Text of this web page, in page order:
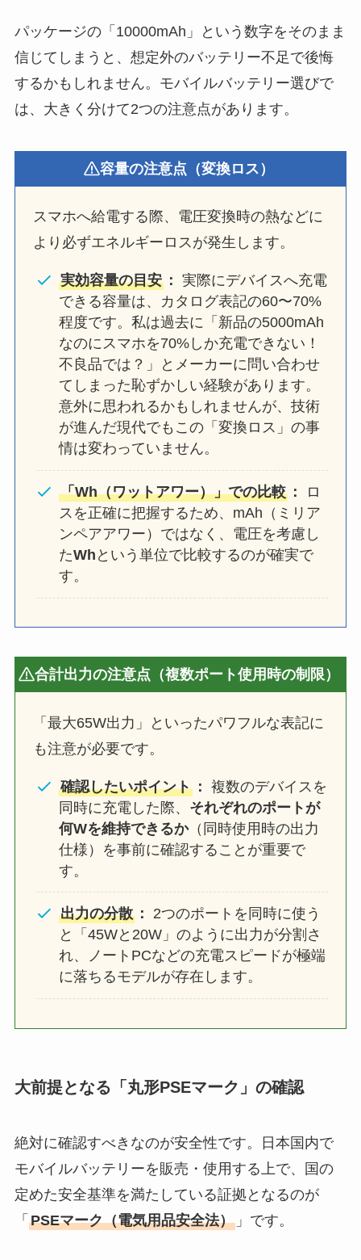
パッケージの「10000mAh」という数字をそのまま
信じてしまうと、想定外のバッテリー不足で後悔
するかもしれません。モバイルバッテリー選びで
は、大きく分けて2つの注意点があります。
容量の注意点（変換ロス）
スマホへ給電する際、電圧変換時の熱などに
より必ずエネルギーロスが発生します。
実効容量の目安： 実際にデバイスへ充電
できる容量は、カタログ表記の60〜70%
程度です。私は過去に「新品の5000mAh
なのにスマホを70%しか充電できない！
不良品では？」とメーカーに問い合わせ
てしまった恥ずかしい経験があります。
意外に思われるかもしれませんが、技術
が進んだ現代でもこの「変換ロス」の事
情は変わっていません。
「Wh（ワットアワー）」での比較：
ロ
スを正確に把握するため、mAh（ミリア
ンペアアワー）ではなく、電圧を考慮し
たWh という単位で比較するのが確実で
す。
合計出力の注意点（複数ポート使用時の制限）
「最大65W出力」といったパワフルな表記に
も注意が必要です。
確認したいポイント： 複数のデバイスを
同時に充電した際、 それぞれのポートが
何Wを維持できるか（同時使用時の出力
仕様）を事前に確認することが重要で
す。
出力の分散：
2つのポートを同時に使う
と「45Wと20W」のように出力が分割さ
れ、ノートPCなどの充電スピードが極端
に落ちるモデルが存在します。
大前提となる「丸形PSEマーク」の確認
絶対に確認すべきなのが安全性です。日本国内で
モバイルバッテリーを販売・使用する上で、国の
定めた安全基準を満たしている証拠となるのが
「 PSEマーク（電気用品安全法）」です。